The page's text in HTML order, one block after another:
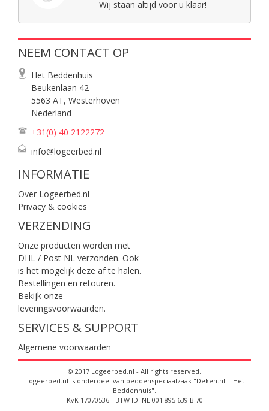
Wij staan altijd voor u klaar!
NEEM CONTACT OP
Het Beddenhuis
Beukenlaan 42
5563 AT, Westerhoven
Nederland
+31(0) 40 2122272
info@logeerbed.nl
INFORMATIE
Over Logeerbed.nl
Privacy & cookies
VERZENDING
Onze producten worden met
DHL / Post NL verzonden. Ook
is het mogelijk deze af te halen.
Bestellingen en retouren.
Bekijk onze
leveringsvoorwaarden.
SERVICES & SUPPORT
Algemene voorwaarden
© 2017 Logeerbed.nl - All rights reserved.
Logeerbed.nl is onderdeel van beddenspeciaalzaak "Deken.nl | Het
Beddenhuis".
KvK 17070536 - BTW ID: NL 001 895 639 B 70